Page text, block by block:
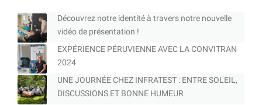
Découvrez notre identité à travers notre nouvelle
vidéo de présentation !
EXPÉRIENCE PÉRUVIENNE AVEC LA CONVITRAN
2024
UNE JOURNÉE CHEZ INFRATEST : ENTRE SOLEIL,
DISCUSSIONS ET BONNE HUMEUR